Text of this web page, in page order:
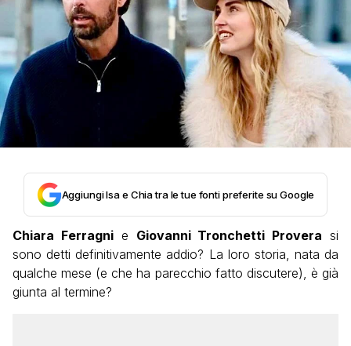
Aggiungi Isa e Chia tra le tue fonti preferite su Google
Chiara Ferragnie Giovanni Tronchetti Provera si
sono detti definitivamente addio? La loro storia, nata da
qualche mese (e che ha parecchio fatto discutere), è già
giunta al termine?